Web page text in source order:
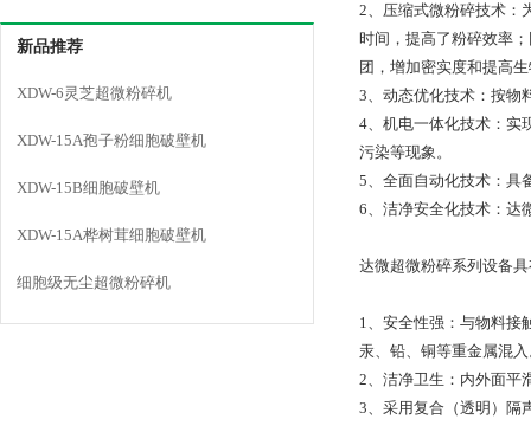
新品推荐
XDW-6灵芝超微粉碎机
XDW-15A孢子粉细胞破壁机
XDW-15B细胞破壁机
XDW-15A桦树茸细胞破壁机
细胞级无尘超微粉碎机
2、压缩式微粉碎技术：
时间，提高了粉碎效率
团，增加密实度和提高
3、动态优化技术：按物
4、机电一体化技术：实
污染等现象。
5、全面自动化技术：具
6、洁净安全化技术：达
达微超微粉碎系列设备
1、安全性强：与物料接
汞、铅、铜等重金属混
2、洁净卫生：内外面平
3、采用复合（透明）隔